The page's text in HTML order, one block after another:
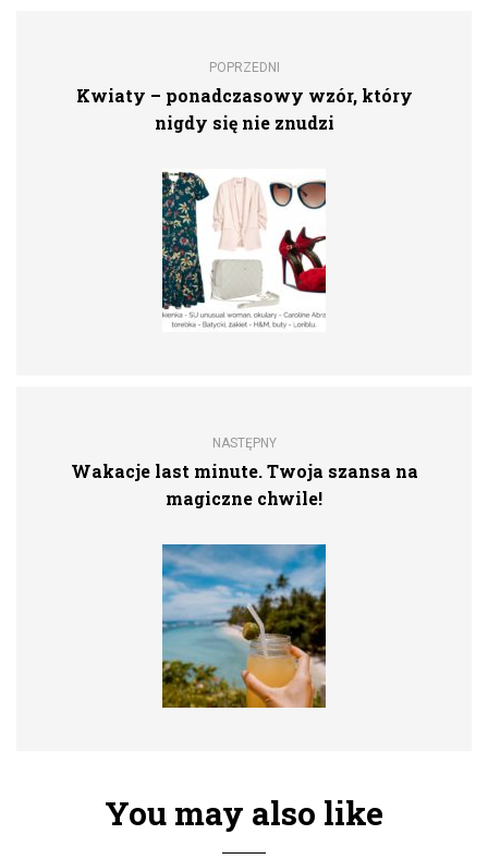
POPRZEDNI
Kwiaty – ponadczasowy wzór, który
nigdy się nie znudzi
NASTĘPNY
Wakacje last minute. Twoja szansa na
magiczne chwile!
You may also like